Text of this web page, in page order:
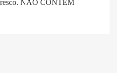
NÃO CONTÉM